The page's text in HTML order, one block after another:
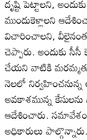
ముందుకెళ్లాలని
విచారించాలని, వీలైనంత
చెప్పారు. అందుకు
చేయని వాటికి
నెలలో
అవకాశమున్న
ఆదేశించారు.
అధికారులు పాల్గొన్నారు.